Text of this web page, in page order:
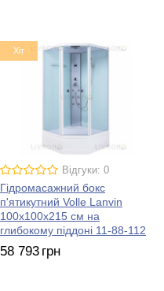
Хіт
Відгуки: 0
Гідромасажний бокс
п'ятикутний Volle Lanvin
100х100х215 см на
глибокому піддоні 11-88-112
58 793 грн